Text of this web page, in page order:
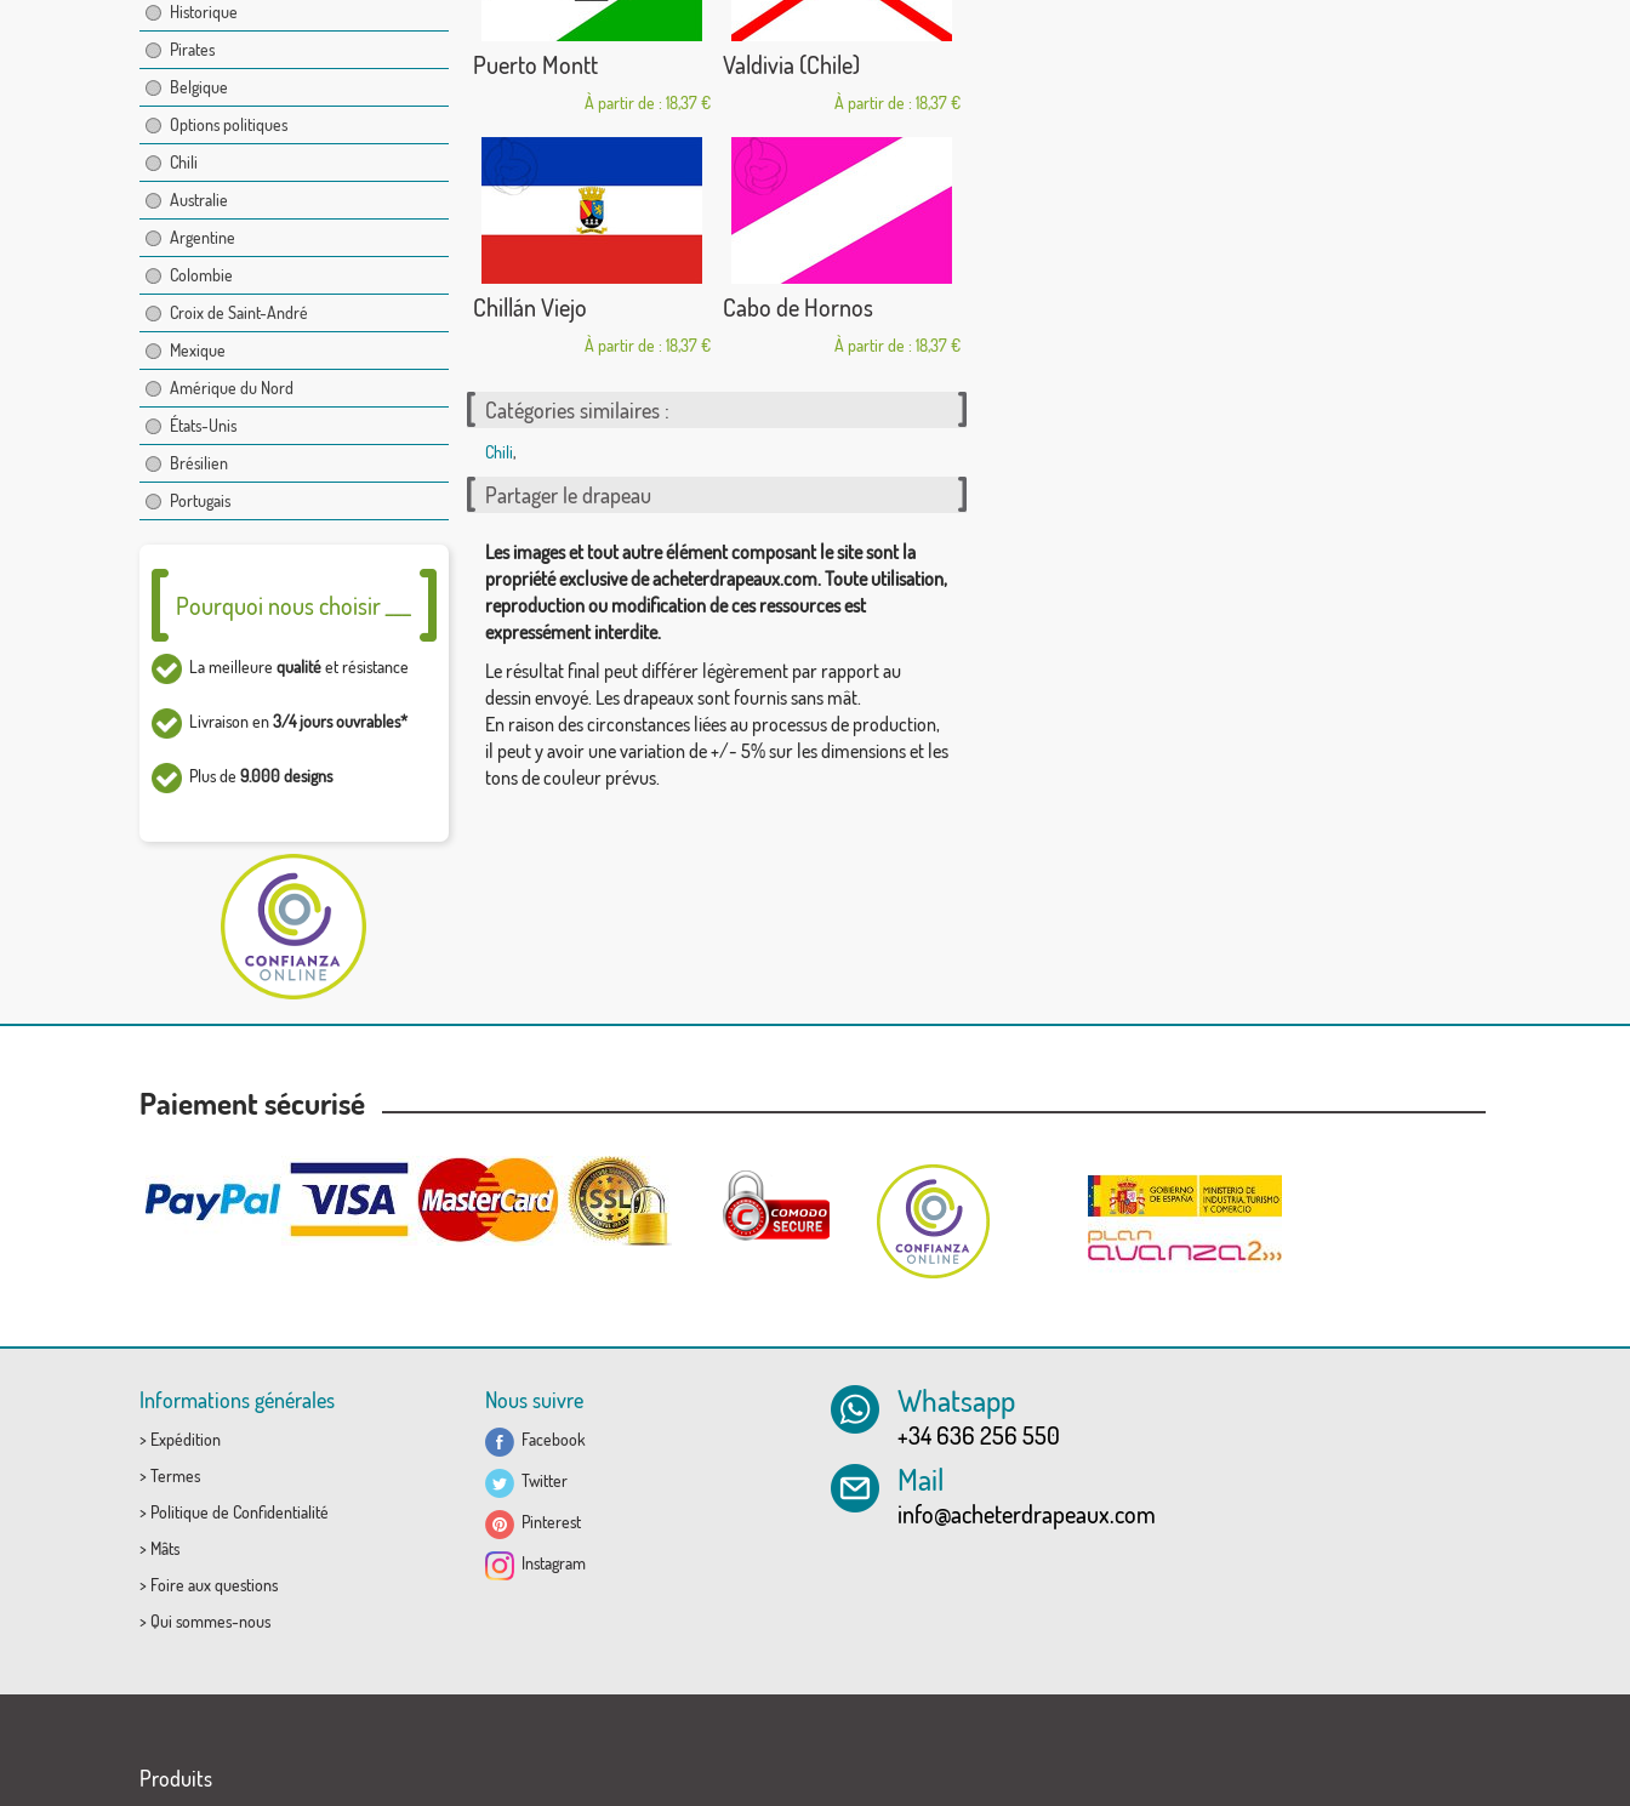
Historique
Pirates
Belgique
Options politiques
Chili
Australie
Argentine
Colombie
Croix de Saint-André
Mexique
Amérique du Nord
États-Unis
Brésilien
Portugais
Pourquoi nous choisir ___
La meilleure qualitéet résistance
Livraison en3/4 jours ouvrables*
Plus de 9.000 designs
Puerto Montt
À partir de : 18,37 €
Valdivia (Chile)
À partir de : 18,37 €
Chillán Viejo
À partir de : 18,37 €
Cabo de Hornos
À partir de : 18,37 €
Catégories similaires :
Chili,
Partager le drapeau
Les images et tout autre élément composant le site sont la
propriété exclusive de acheterdrapeaux.com. Toute utilisation,
reproduction ou modification de ces ressources est
expressément interdite.
Le résultat final peut différer légèrement par rapport au
dessin envoyé. Les drapeaux sont fournis sans mât.
En raison des circonstances liées au processus de production,
il peut y avoir une variation de +/- 5% sur les dimensions et les
tons de couleur prévus.
Paiement sécurisé
Informations générales
> Expédition
> Termes
> Politique de Confidentialité
> Mâts
> Foire aux questions
> Qui sommes-nous
Nous suivre
Facebook
Twitter
Pinterest
Instagram
Whatsapp
+34 636 256 550
Mail
info@acheterdrapeaux.com
Produits